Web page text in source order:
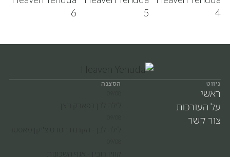
ניווט
ראשי
על העורכות
צור קשר
הסצנה